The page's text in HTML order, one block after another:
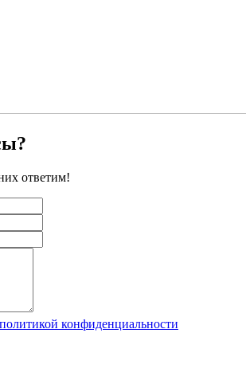
ответим!
политикой конфиденциальности